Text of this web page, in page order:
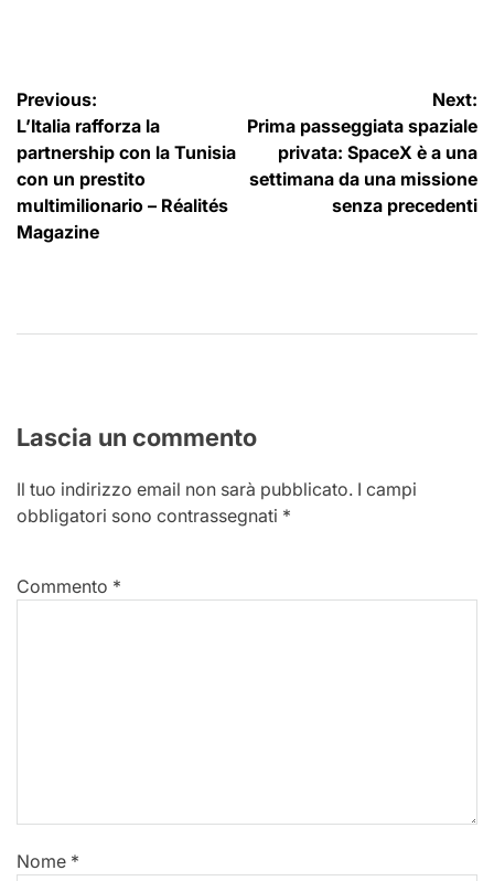
Navigazione
articoli
Previous:
L’Italia rafforza la
partnership con la Tunisia
con un prestito
multimilionario – Réalités
Magazine
Next:
Prima passeggiata spaziale
privata: SpaceX è a una
settimana da una missione
senza precedenti
Lascia un commento
Il tuo indirizzo email non sarà pubblicato. I campi
obbligatori sono contrassegnati *
Commento *
Nome *